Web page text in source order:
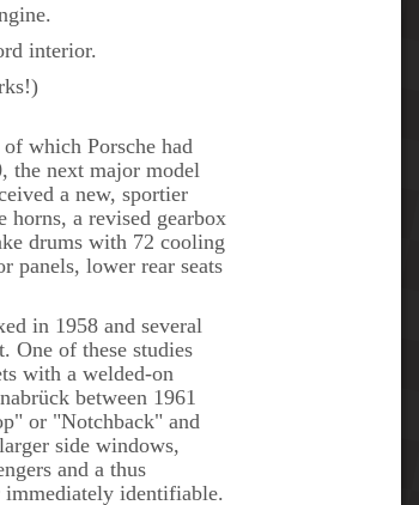
interior.
which Porsche had
the next major model
a new, sportier
horns, a revised gearbox
drums with 72 cooling
panels, lower rear seats
in 1958 and several
One of these studies
with a welded-on
between 1961
or "Notchback" and
side windows,
and a thus
identifiable.